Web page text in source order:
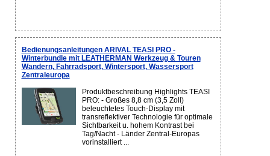
Bedienungsanleitungen ARIVAL TEASI PRO -
Winterbundle mit LEATHERMAN Werkzeug & Touren
Wandern, Fahrradsport, Wintersport, Wassersport
Zentraleuropa
Produktbeschreibung Highlights TEASI
PRO: - Großes 8,8 cm (3,5 Zoll)
beleuchtetes Touch-Display mit
transreflektiver Technologie für optimale
Sichtbarkeit u. hohem Kontrast bei
Tag/Nacht - Länder Zentral-Europas
vorinstalliert ...